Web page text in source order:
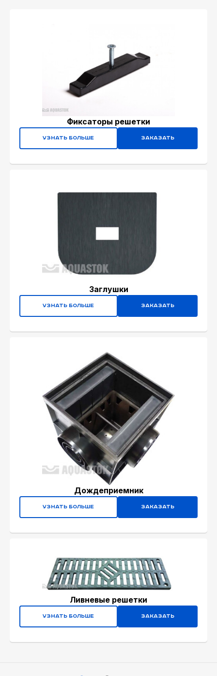
Фиксаторы решетки
Узнать больше Заказать
Заглушки
Узнать больше Заказать
Дождеприемник
Узнать больше Заказать
Ливневые решетки
Узнать больше Заказать